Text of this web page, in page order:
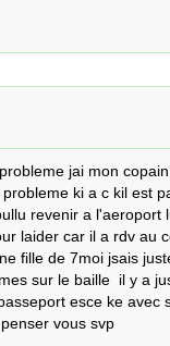
jai mon
ki a c kil est
revenir a l'aeroport
laider car il a rdv au
fille de 7moi jsais
sur le baille  il y a
esce ke avec
vous svp